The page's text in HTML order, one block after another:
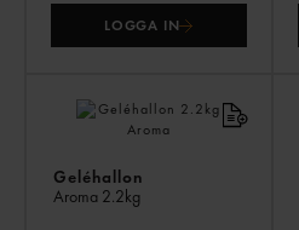
LOGGA IN
Geléhallon
Aroma 2.2kg